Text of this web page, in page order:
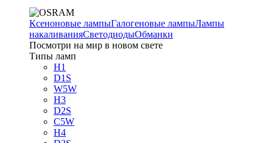
Ксеноновые лампыГалогеновые лампыЛампы
накаливанияСветодиодыОбманки
Посмотри на мир в новом свете
Типы ламп
H1
D1S
W5W
H3
D2S
C5W
H4